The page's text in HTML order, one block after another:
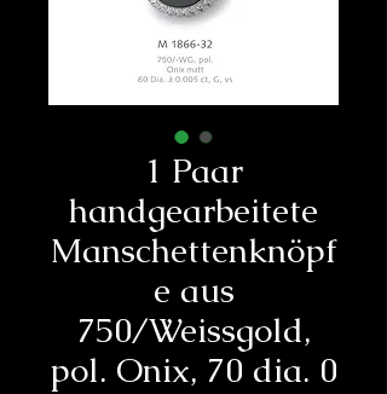
1 Paar
handgearbeitete
Manschettenknöpf
e aus
750/Weissgold,
pol. Onix, 70 dia. 0